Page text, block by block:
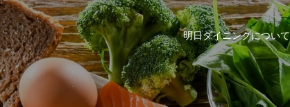
明日ダイニングについて